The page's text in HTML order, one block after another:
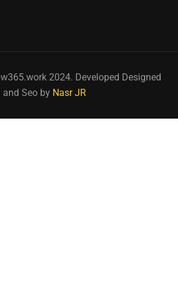
2024. Developed Designed
and Seo by Nasr JR